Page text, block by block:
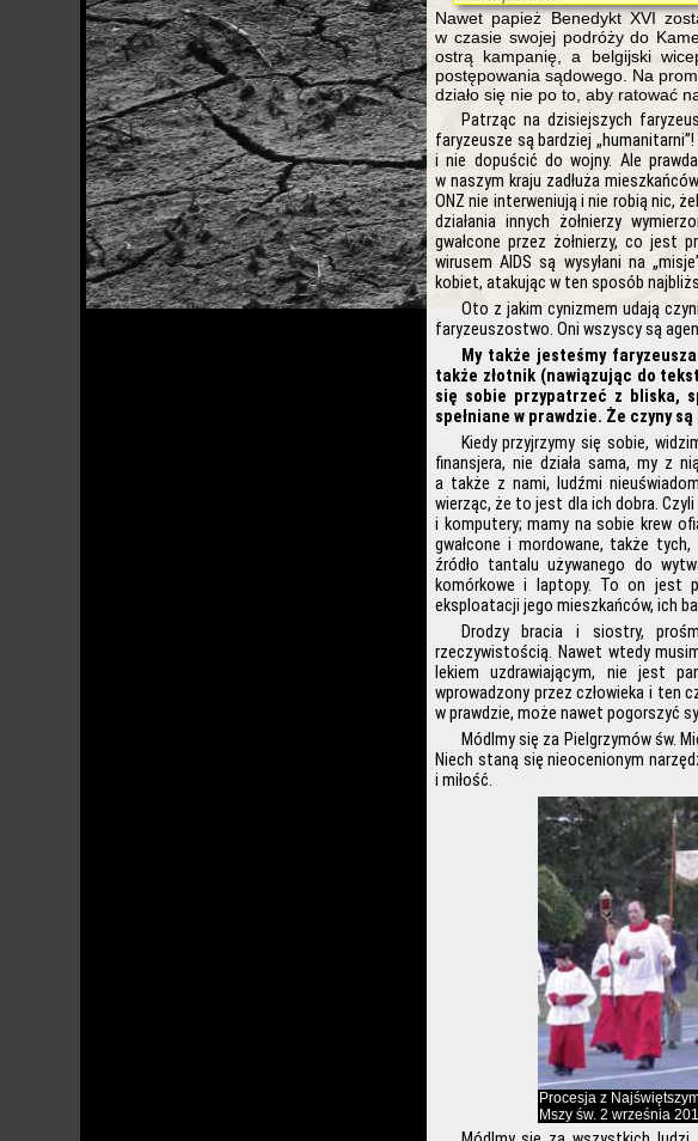
Nawet papież Benedykt XVI
w czasie swojej podróży do
ostrą kampanię, a belgijski
postępowania sądowego. Na
działo się nie po to, aby ratować
Patrząc na dzisiejszych
faryzeusze są bardziej
i nie dopuścić do wojny. Ale
w naszym kraju zadłuża
ONZ nie interweniują i nie robią nic,
działania innych żołnierzy
gwałcone przez żołnierzy, co jest
wirusem AIDS są wysyłani na
kobiet, atakując w ten sposób
Oto z jakim cynizmem udają
faryzeuszostwo. Oni wszyscy są
My także jesteśmy
także złotnik (nawiązując do
się sobie przypatrzeć z bliska,
spełniane w prawdzie. Że czyny
Kiedy przyjrzymy się sobie,
finansjera, nie działa sama, my z
a także z nami, ludźmi
wierząc, że to jest dla ich dobra.
i komputery; mamy na sobie krew
gwałcone i mordowane, także
źródło tantalu używanego do
komórkowe i laptopy. To on jest
eksploatacji jego mieszkańców, ich
Drodzy bracia i siostry,
rzeczywistością. Nawet wtedy
lekiem uzdrawiającym, nie jest
wprowadzony przez człowieka i ten
w prawdzie, może nawet pogorszyć
Módlmy się za Pielgrzymów św.
Niech staną się nieocenionym
i miłość.
Procesja z
Mszy św. 2 września